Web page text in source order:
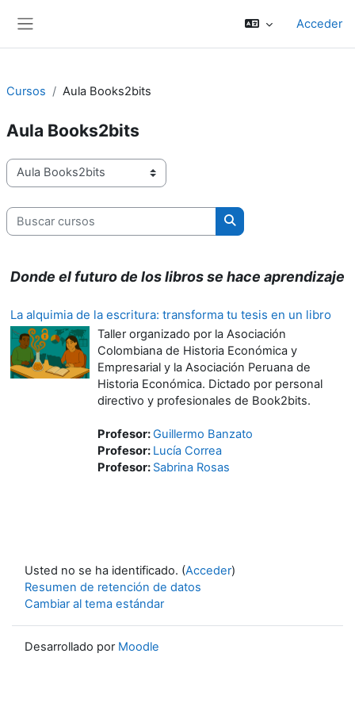
Acceder
Cursos Aula Books2bits
Aula Books2bits
Categorías
Buscar cursos
Buscar cursos
Donde el futuro de los libros se hace aprendizaje
La alquimia de la escritura: transforma tu tesis en un libro
Taller organizado por la Asociación
Colombiana de Historia Económica y
Empresarial y la Asociación Peruana de
Historia Económica. Dictado por personal
directivo y profesionales de Book2bits.
Profesor:Guillermo Banzato
Profesor: Lucía Correa
Profesor: Sabrina Rosas
Usted no se ha identificado. (Acceder)
Resumen de retención de datos
Cambiar al tema estándar
Desarrollado por Moodle